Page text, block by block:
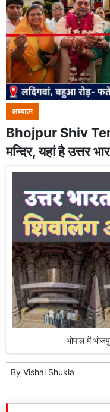
अध्यात्म
Bhojpur Shiv
मन्दिर, यहां है उत्तर
भोपाल में
By Vishal Shukla